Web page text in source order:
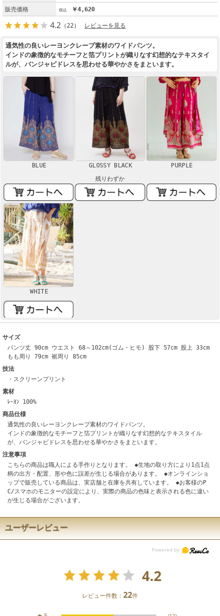
販売価格
￥4,620
4.2 （22） レビューを見る
通気性の良いレーヨンクレープ素材のワイドパンツ。
インドの象徴的なモチーフと箔プリントが織りなす幻想的なテキスタイ
ルが、バンジャビドレスを思わせる華やかさをまといます。
BLUE
GLOSSY BLACK
残りわずか
PURPLE
WHITE
サイズ
パンツ丈 90cm ウエスト 68～102cm(ゴム・ヒモ) 股下 57cm 股上 33cm
もも周り 79cm 裾周り 85cm
技法
・スクリーンプリント
素材
ﾚｰﾖﾝ 100%
商品仕様
通気性の良いレーヨンクレープ素材のワイドパンツ。
インドの象徴的なモチーフと箔プリントが織りなす幻想的なテキスタイル
が、バンジャビドレスを思わせる華やかさをまといます。
注意事項
こちらの商品は職人による手作りとなります。 ◆生地の取り方により1点1点
柄の出方・配置、形や色に誤差が生じる場合があります。 ◆オンラインショ
ップで販売している商品は、実店舗と在庫を共有しています。 ◆お客様のP
C/スマホのモニターの設定により、実際の商品の色味と表示される色に違い
が生じる場合がございます。
ユーザーレビュー
4.2
レビュー件数： 22件